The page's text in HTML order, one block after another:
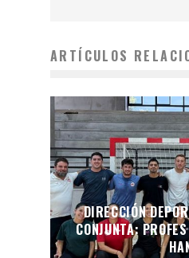
ARTÍCULOS
DIRECCIÓN
CONJUNTA: